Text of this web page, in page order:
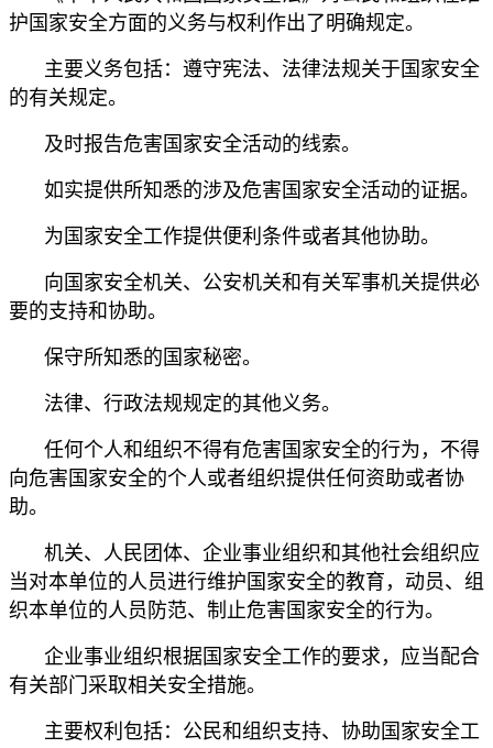
护国家安全方面的义务与权利作出了明确规定。
主要义务包括：遵守宪法、法律法规关于国家安全
的有关规定。
及时报告危害国家安全活动的线索。
如实提供所知悉的涉及危害国家安全活动的证据。
为国家安全工作提供便利条件或者其他协助。
向国家安全机关、公安机关和有关军事机关提供必
要的支持和协助。
保守所知悉的国家秘密。
法律、行政法规规定的其他义务。
任何个人和组织不得有危害国家安全的行为，不得
向危害国家安全的个人或者组织提供任何资助或者协
助。
机关、人民团体、企业事业组织和其他社会组织应
当对本单位的人员进行维护国家安全的教育，动员、组
织本单位的人员防范、制止危害国家安全的行为。
企业事业组织根据国家安全工作的要求，应当配合
有关部门采取相关安全措施。
主要权利包括：公民和组织支持、协助国家安全工